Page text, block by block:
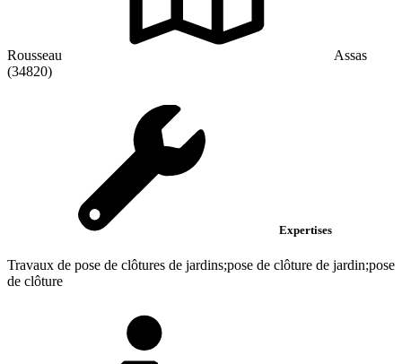
Rousseau
Assas
(34820)
Expertises
Travaux de pose de clôtures de jardins;pose de clôture de jardin;pose
de clôture